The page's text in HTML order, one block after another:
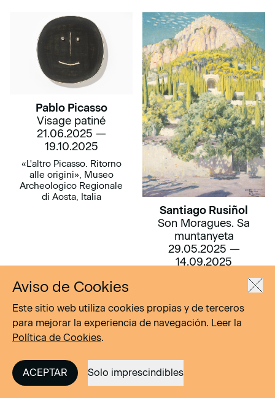
Pablo Picasso
Visage patiné
21.06.2025 —
19.10.2025
«L'altro Picasso. Ritorno
alle origini», Museo
Archeologico Regionale
di Aosta, Italia
Santiago Rusiñol
Son Moragues. Sa
muntanyeta
29.05.2025 —
14.09.2025
«Rusiñol y la Alhambra.
Exposiciones
temporales del Museo
Monumental de la
Alhambra y Generalife
Aviso de Cookies
Este sitio web utiliza cookies propias y de terceros
para mejorar la experiencia de navegación. Leer la
Política de Cookies.
ACEPTAR Solo imprescindibles